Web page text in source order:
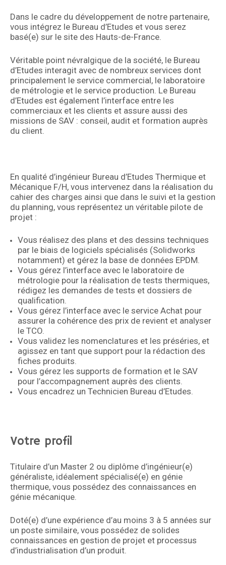
Dans le cadre du développement de notre partenaire,
vous intégrez le Bureau d’Etudes et vous serez
basé(e) sur le site des Hauts-de-France.
Véritable point névralgique de la société, le Bureau
d’Etudes interagit avec de nombreux services dont
principalement le service commercial, le laboratoire
de métrologie et le service production. Le Bureau
d’Etudes est également l’interface entre les
commerciaux et les clients et assure aussi des
missions de SAV : conseil, audit et formation auprès
du client.
En qualité d’ingénieur Bureau d’Etudes Thermique et
Mécanique F/H, vous intervenez dans la réalisation du
cahier des charges ainsi que dans le suivi et la gestion
du planning, vous représentez un véritable pilote de
projet :
Vous réalisez des plans et des dessins techniques
par le biais de logiciels spécialisés (Solidworks
notamment) et gérez la base de données EPDM.
Vous gérez l’interface avec le laboratoire de
métrologie pour la réalisation de tests thermiques,
rédigez les demandes de tests et dossiers de
qualification.
Vous gérez l’interface avec le service Achat pour
assurer la cohérence des prix de revient et analyser
le TCO.
Vous validez les nomenclatures et les préséries, et
agissez en tant que support pour la rédaction des
fiches produits.
Vous gérez les supports de formation et le SAV
pour l’accompagnement auprès des clients.
Vous encadrez un Technicien Bureau d’Etudes.
Votre profil
Titulaire d’un Master 2 ou diplôme d’ingénieur(e)
généraliste, idéalement spécialisé(e) en génie
thermique, vous possédez des connaissances en
génie mécanique.
Doté(e) d’une expérience d’au moins 3 à 5 années sur
un poste similaire, vous possédez de solides
connaissances en gestion de projet et processus
d’industrialisation d’un produit.